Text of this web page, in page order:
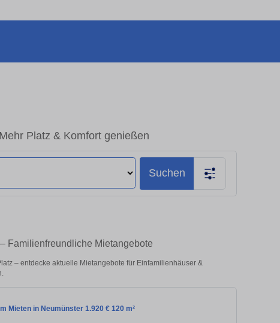
Platz & Komfort genießen
Suchen
Familienfreundliche Mietangebote
– entdecke aktuelle Mietangebote für Einfamilienhäuser &
Mieten in Neumünster 1.920 € 120 m²